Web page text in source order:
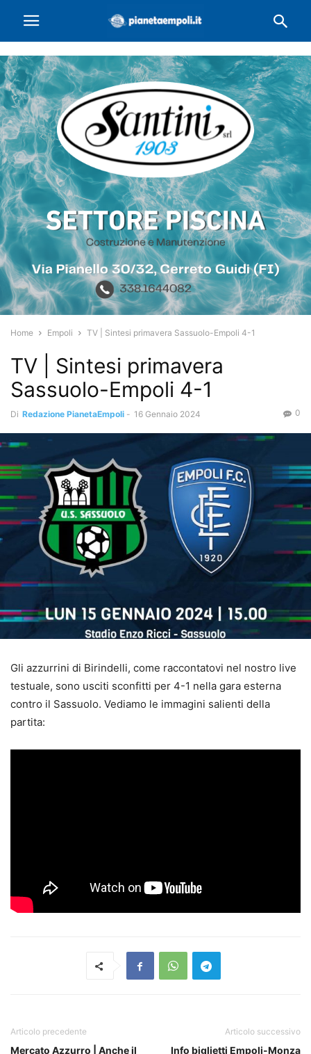
Home Empoli TV | Sintesi primavera Sassuolo-Empoli 4-1
TV | Sintesi primavera
Sassuolo-Empoli 4-1
Di Redazione PianetaEmpoli - 16 Gennaio 2024 0
Gli azzurrini di Birindelli, come raccontatovi nel nostro live
testuale, sono usciti sconfitti per 4-1 nella gara esterna
contro il Sassuolo. Vediamo le immagini salienti della
partita:
Articolo precedente
Mercato Azzurro | Anche il
Articolo successivo
Info biglietti Empoli-Monza